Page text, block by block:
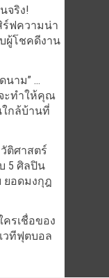
จริง!
ร์ฟความน่า
ผู้โชคดีงาน
นาม” …
ะทำให้คุณ
กล้บ้านที่
ติศาสตร์
5 ศิลปิน
ยอดมงกุฎ
รเชื่อของ
วทีฟุตบอล